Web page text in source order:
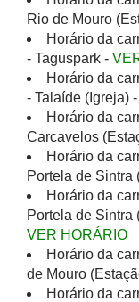
Rio de Mouro
Horário da
- Taguspark -
Horário da
- Talaíde (Igreja) -
Horário da
Carcavelos
Horário da
Portela de Sintra
Horário da
Portela de Sintra
VER HORÁRIO
Horário da
de Mouro
Horário da